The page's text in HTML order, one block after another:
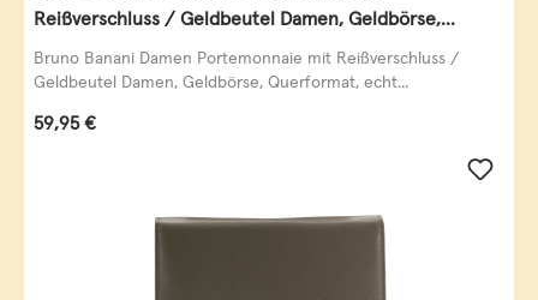
Reißverschluss / Geldbeutel Damen, Geldbörse,
Querformat, echt Leder, black/white/red
Bruno Banani Damen Portemonnaie mit Reißverschluss /
Geldbeutel Damen, Geldbörse, Querformat, echt...
Regulärer Preis:
59,95 €